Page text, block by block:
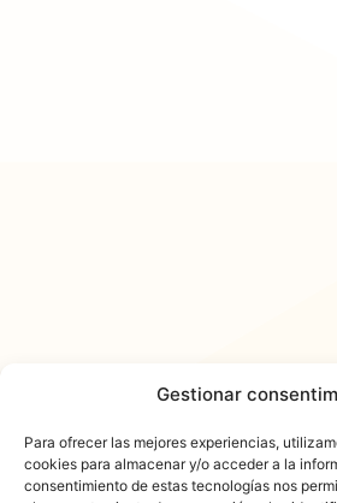
Gestionar
Para ofrecer las mejores experiencias,
cookies para almacenar y/o acceder a la
consentimiento de estas tecnologías nos